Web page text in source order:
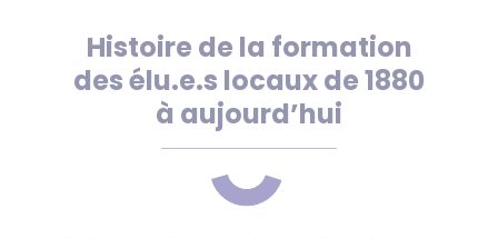
Histoire de la formation
des élu.e.s locaux de 1880
à aujourd’hui